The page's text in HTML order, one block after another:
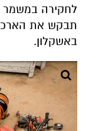
לחקירה במשמר
תבקש את
באשקלון.